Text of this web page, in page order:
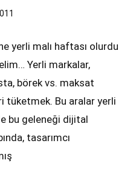
yerli malı haftası olurdu
Yerli markalar,
börek vs. maksat
tüketmek. Bu aralar yerli
bu geleneği dijital
tasarımcı